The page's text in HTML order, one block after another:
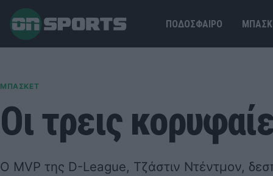
ΠΟΔΟΣΦΑΙΡΟ
ΜΠΑΣΚΕΤ
Οι τρεις
O MVP της D-League, Τζάστιν Ντέντμον,